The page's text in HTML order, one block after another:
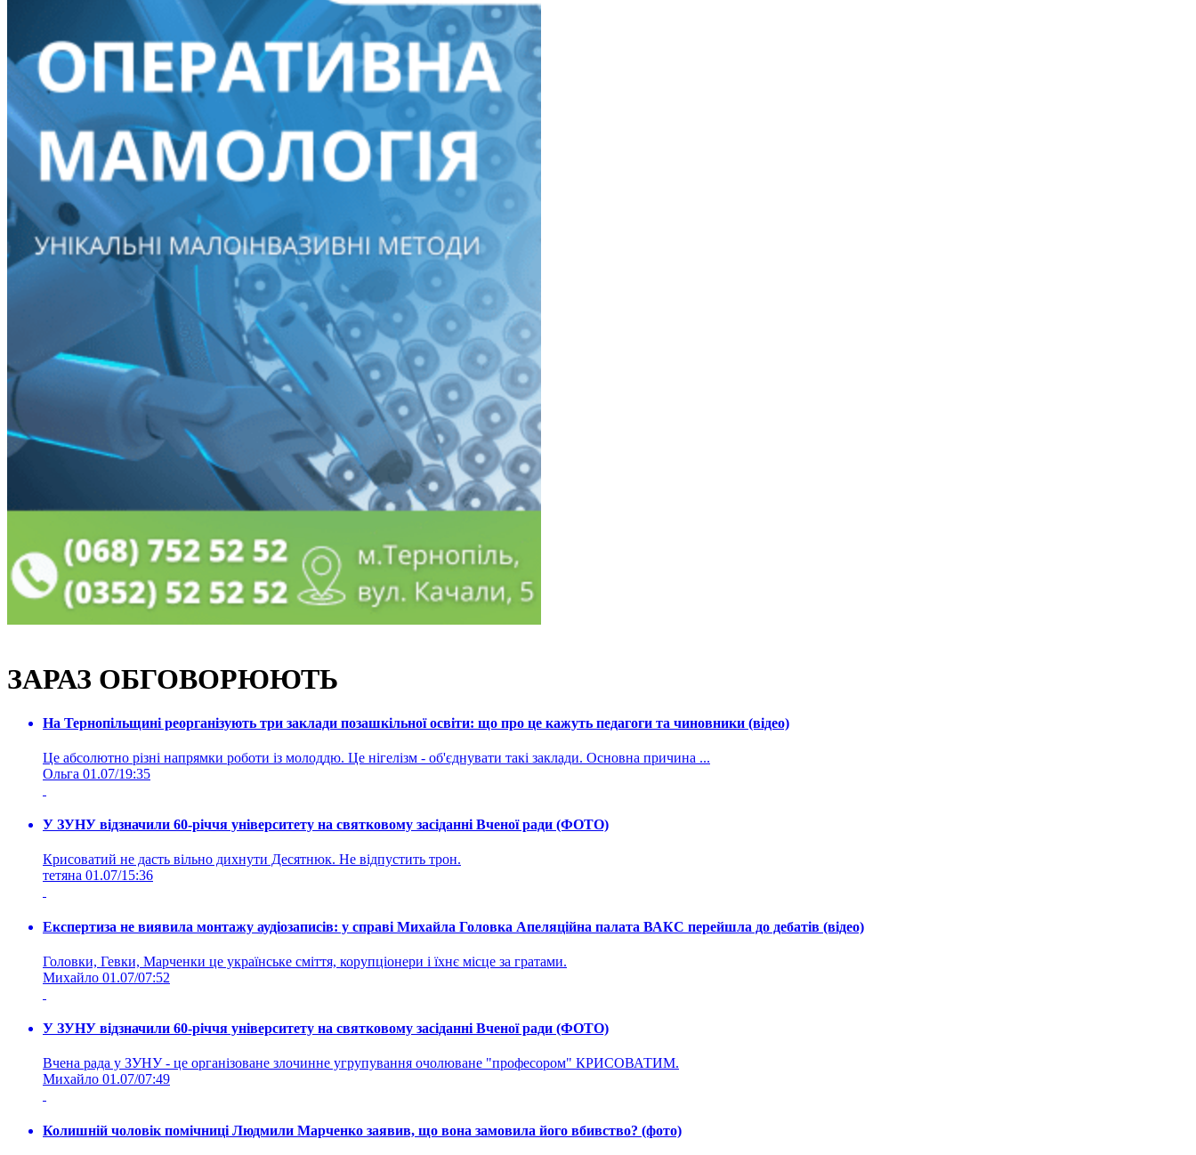
ЗАРАЗ ОБГОВОРЮЮТЬ
На Тернопільщині реорганізують три заклади позашкільної освіти: що про це кажуть педагоги та чиновники (відео)
Це абсолютно різні напрямки роботи із молоддю. Це нігелізм - об'єднувати такі заклади. Основна причина ...
Ольга 01.07/19:35
У ЗУНУ відзначили 60-річчя університету на святковому засіданні Вченої ради (ФОТО)
Крисоватий не дасть вільно дихнути Десятнюк. Не відпустить трон.
тетяна 01.07/15:36
Експертиза не виявила монтажу аудіозаписів: у справі Михайла Головка Апеляційна палата ВАКС перейшла до дебатів (відео)
Головки, Гевки, Марченки це українське сміття, корупціонери і їхнє місце за гратами.
Михайло 01.07/07:52
У ЗУНУ відзначили 60-річчя університету на святковому засіданні Вченої ради (ФОТО)
Вчена рада у ЗУНУ - це організоване злочинне угрупування очолюване "професором" КРИСОВАТИМ.
Михайло 01.07/07:49
Колишній чоловік помічниці Людмили Марченко заявив, що вона замовила його вбивство? (фото)